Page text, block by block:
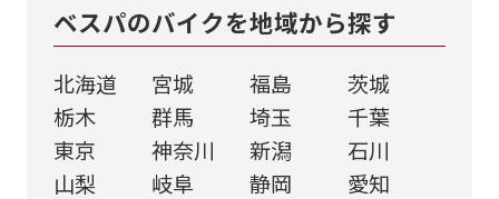
ベスパのバイクを地域から探す
北海道 宮城 福島
茨城
栃木
群馬 埼玉
千葉
東京
神奈川 新潟
石川
山梨
岐阜 静岡
愛知